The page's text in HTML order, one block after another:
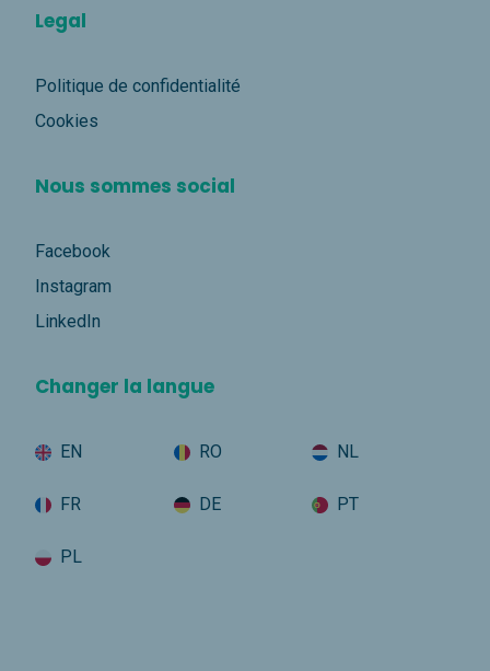
Legal
Politique de confidentialité
Cookies
Nous sommes social
Facebook
Instagram
LinkedIn
Changer la langue
EN RO NL
FR DE PT
PL